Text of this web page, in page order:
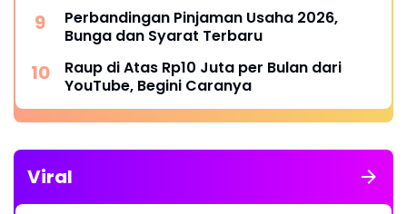
Perbandingan Pinjaman Usaha 2026,
Bunga dan Syarat Terbaru
Raup di Atas Rp10 Juta per Bulan dari
YouTube, Begini Caranya
Viral